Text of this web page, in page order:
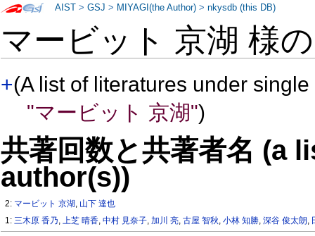
マービット 京湖 様
+(A list of literatures under
"マービット 京湖")
共著回数と共著者名 (a
author(s))
2: マービット 京湖, 山下 達也
1:三木原 香乃,上芝 晴香,中村 見奈子,加川 亮,古屋 智秋,小林 知勝,深谷 俊太朗,
AIST >GSJ > MIYAGI(the Author) >nkysdb (this DB)